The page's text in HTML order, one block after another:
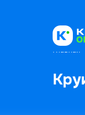
Главная